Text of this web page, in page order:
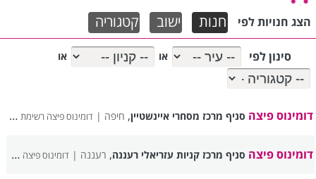
הצג חנויות לפי חנות ישוב קטגוריה
סינון לפי או או
דומינוס פיצה סניף מרכז מסחרי איינשטיין, חיפה | דומינוס פיצה רשימת סניפים
דומינוס פיצה סניף מרכז קניות עזריאלי רעננה, רעננה | דומינוס פיצה רשימת סניפים